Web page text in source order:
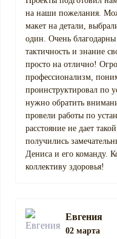
на наши пожелания.
макет на детали,
один. Очень благодарны
тактичность и знание
просто на отлично!
профессионализм,
проинструктировал по
нужно обратить
провели работы по
расстояние не дает
получились
Дениса и его команду.
коллективу здоровья!
Евгения
02 марта